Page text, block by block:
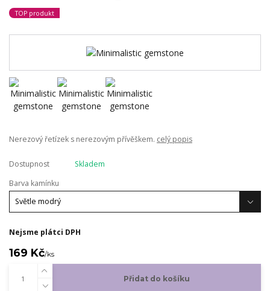
TOP produkt
Nerezový řetízek s nerezovým přívěškem. celý popis
Dostupnost
Skladem
Barva kamínku
Nejsme plátci DPH
169 Kč/ks
Přidat do košíku